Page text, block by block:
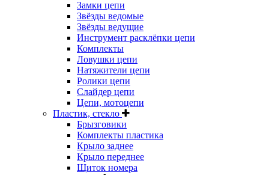
Замки цепи
Звёзды ведомые
Звёзды ведущие
Инструмент расклёпки цепи
Комплекты
Ловушки цепи
Натяжители цепи
Ролики цепи
Слайдер цепи
Цепи, мотоцепи
Пластик, стекло
Брызговики
Комплекты пластика
Крыло заднее
Крыло переднее
Щиток номера